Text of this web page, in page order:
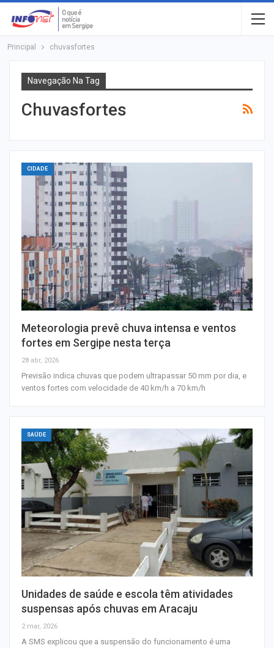
Principal chuvasfortes
Navegação Na Tag
Chuvasfortes
CIDADE
Meteorologia prevê chuva intensa e ventos
fortes em Sergipe nesta terça
28 abr, 2026
Previsão indica chuvas que podem ultrapassar 50 mm por dia, e
ventos fortes com velocidade de 40 km/h a 70 km/h
SAÚDE
Unidades de saúde e escola têm atividades
suspensas após chuvas em Aracaju
2 mar, 2026
A SMS explicou que a suspensão do funcionamento é uma